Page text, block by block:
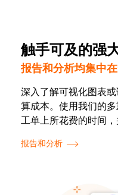
触手可及的强
报告和分析均集中
深入了解可视化图表
算成本。使用我们的
工单上所花费的时间，
报告和分析